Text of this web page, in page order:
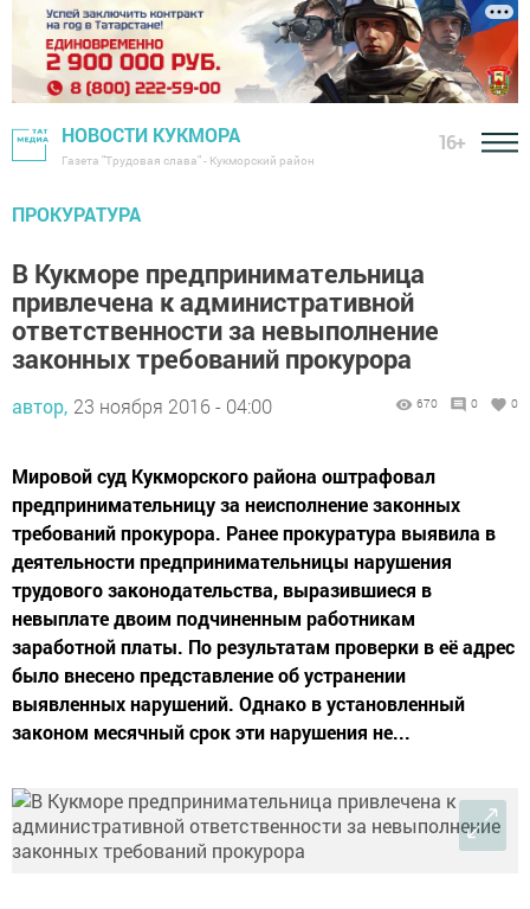
НОВОСТИ КУКМОРА
Газета "Трудовая слава" - Кукморский район
16+
ПРОКУРАТУРА
В Кукморе предпринимательница
привлечена к административной
ответственности за невыполнение
законных требований прокурора
автор, 23 ноября 2016 - 04:00 670 0 0
Мировой суд Кукморского района оштрафовал
предпринимательницу за неисполнение законных
требований прокурора. Ранее прокуратура выявила в
деятельности предпринимательницы нарушения
трудового законодательства, выразившиеся в
невыплате двоим подчиненным работникам
заработной платы. По результатам проверки в её адрес
было внесено представление об устранении
выявленных нарушений. Однако в установленный
законом месячный срок эти нарушения не...